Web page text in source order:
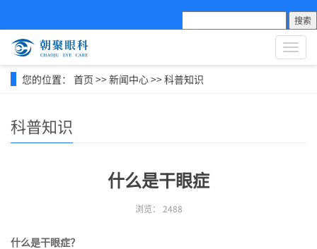
搜索
导
航
您的位置： 首页 >>新闻中心>>科普知识
科普知识
什么是干眼症
浏览： 2488
什么是干眼症？